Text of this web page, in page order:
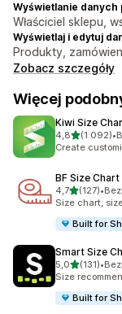
Wyświetlanie danych
Właściciel sklepu,
Wyświetlaj i edytuj
Produkty,
Zobacz szczegóły
Więcej
Kiwi Size
4,8na 5(1 092)
Łączna liczba
•
Create
BF Size
4,7na 5(127)
Łączna liczba
•
Size chart,
Built for
Smart Size
5,0na 5(131)
Łączna liczba
•
Size
Built for